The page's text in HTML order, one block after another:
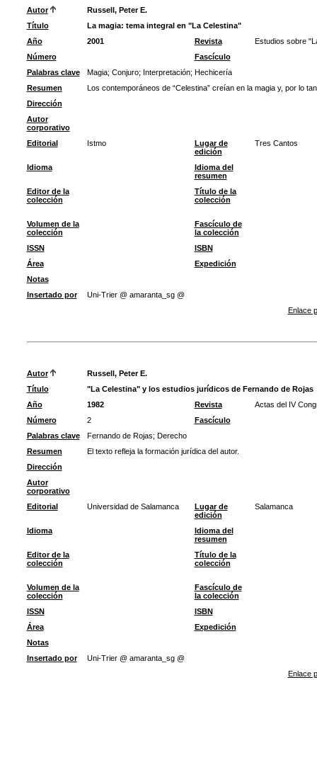
Autor
Russell, Peter E.
Título
La magia: tema integral en "La Celestina"
Año
2001 Revista
Estudios sobre
Número
Fascículo
Palabras clave
Magia; Conjuro; Interpretación; Hechicería
Resumen
Los contemporáneos de “Celestina” creían en la magia y, por lo
Dirección
Autor
corporativo
Editorial
Istmo
Lugar de
edición
Tres Cantos
Idioma
Idioma del
resumen
Editor de la
colección
Título de la
colección
Volumen de la
colección
Fascículo de
la colección
ISSN
ISBN
Área
Expedición
Notas
Insertado por
Uni-Trier @ amaranta_sg @
Enlace
Autor
Russell, Peter E.
Título
"La Celestina" y los estudios jurídicos de Fernando de Rojas
Año
1982 Revista
Actas del IV
Número
2
Fascículo
Palabras clave
Fernando de Rojas; Derecho
Resumen
El texto refleja la formación jurídica del autor.
Dirección
Autor
corporativo
Editorial
Universidad de Salamanca
Lugar de
edición
Salamanca
Idioma
Idioma del
resumen
Editor de la
colección
Título de la
colección
Volumen de la
colección
Fascículo de
la colección
ISSN
ISBN
Área
Expedición
Notas
Insertado por
Uni-Trier @ amaranta_sg @
Enlace